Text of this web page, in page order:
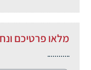
מלאו פרטיכם